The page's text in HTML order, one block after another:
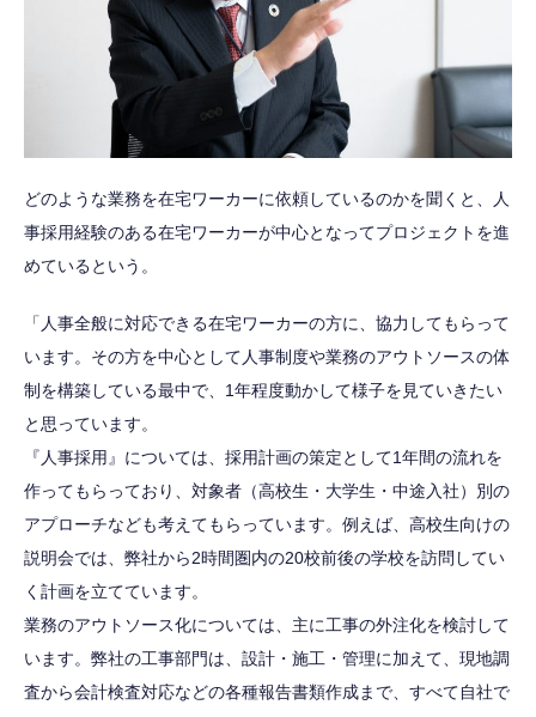
どのような業務を在宅ワーカーに依頼しているのかを聞くと、人
事採用経験のある在宅ワーカーが中心となってプロジェクトを進
めているという。
「人事全般に対応できる在宅ワーカーの方に、協力してもらって
います。その方を中心として人事制度や業務のアウトソースの体
制を構築している最中で、1年程度動かして様子を見ていきたい
と思っています。
『人事採用』については、採用計画の策定として1年間の流れを
作ってもらっており、対象者（高校生・大学生・中途入社）別の
アプローチなども考えてもらっています。例えば、高校生向けの
説明会では、弊社から2時間圏内の20校前後の学校を訪問してい
く計画を立てています。
業務のアウトソース化については、主に工事の外注化を検討して
います。弊社の工事部門は、設計・施工・管理に加えて、現地調
査から会計検査対応などの各種報告書類作成まで、すべて自社で